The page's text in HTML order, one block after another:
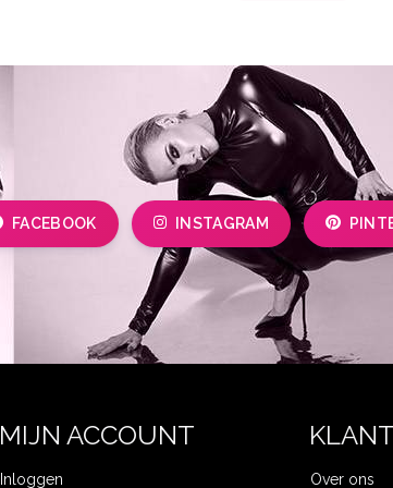
FACEBOOK INSTAGRAM
MIJN ACCOUNT
Inloggen
Over ons